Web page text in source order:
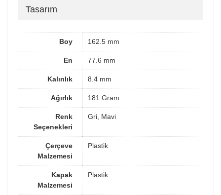
Tasarım
Boy 162.5 mm
En 77.6 mm
Kalınlık 8.4 mm
Ağırlık 181 Gram
Renk
Seçenekleri
Gri, Mavi
Çerçeve
Malzemesi
Plastik
Kapak
Malzemesi
Plastik